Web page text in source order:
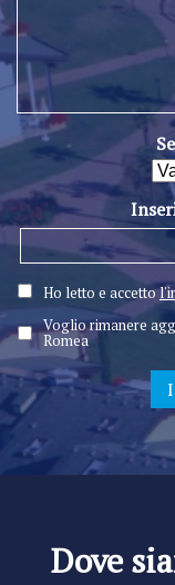
Ho letto e accetto
Voglio rimanere
Romea
Dove